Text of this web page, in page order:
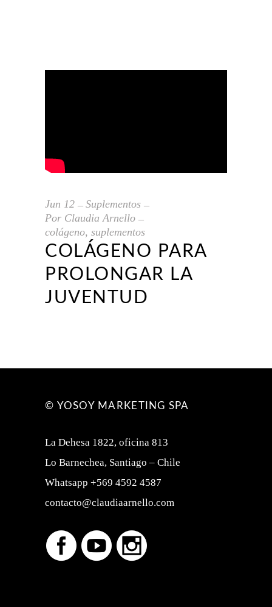
Jun 12
Suplementos
Por Claudia Arnello
colágeno, suplementos
COLÁGENO PARA
PROLONGAR LA
JUVENTUD
© YOSOY MARKETING SPA
La Dehesa 1822, oficina 813
Lo Barnechea, Santiago – Chile
Whatsapp +569 4592 4587
contacto@claudiaarnello.com